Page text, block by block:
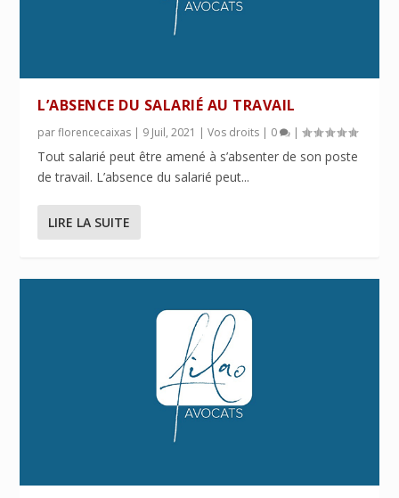
L’ABSENCE DU SALARIÉ AU TRAVAIL
parflorencecaixas 9 Juil, 2021 |Vos droits 0 |
Tout salarié peut être amené à s’absenter de son poste
de travail. L’absence du salarié peut...
LIRE LA SUITE